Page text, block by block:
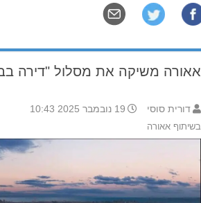
אאורה משיקה את מסלול "דירה
דורית סוסי
19 נובמבר 2025 10:43
בשיתוף אאורה